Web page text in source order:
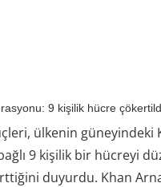
9 kişilik hücre
ülkenin güneyindeki
9 kişilik bir hücreyi
duyurdu. Khan